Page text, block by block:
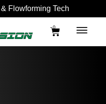
Flowforming Tech
0